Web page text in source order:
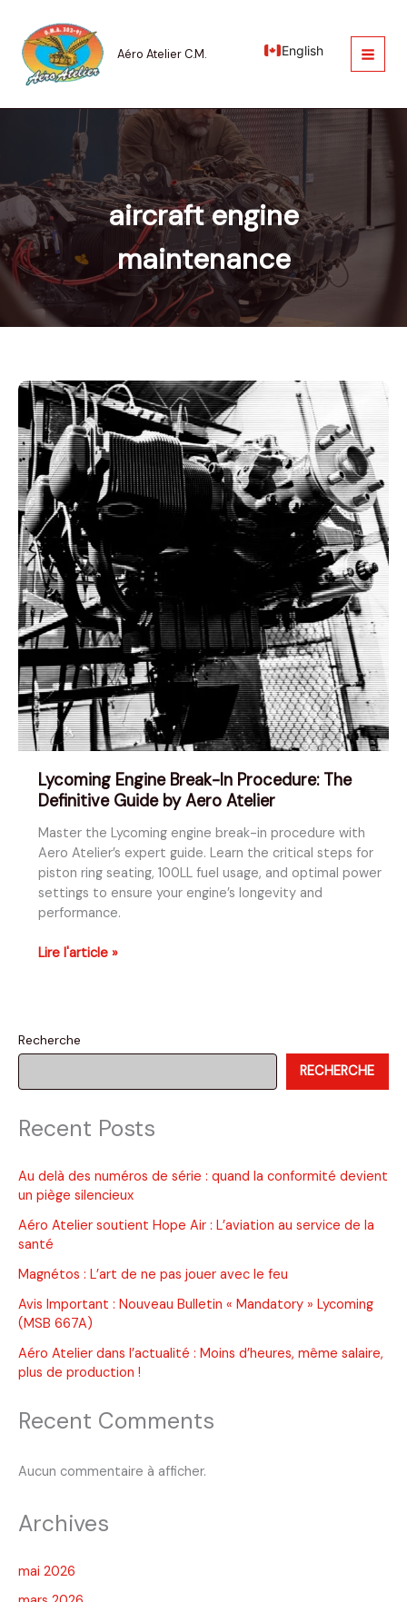
contenu
Aéro Atelier C.M. English
aircraft engine
maintenance
Lycoming Engine Break-In Procedure: The
Definitive Guide by Aero Atelier
Master the Lycoming engine break-in procedure with
Aero Atelier’s expert guide. Learn the critical steps for
piston ring seating, 100LL fuel usage, and optimal power
settings to ensure your engine’s longevity and
performance.
Lycoming
Procedure:
The
Guide
Aero
Lire l'article »
Recherche
RECHERCHE
Recent Posts
Au delà des numéros de série : quand la conformité devient
un piège silencieux
Aéro Atelier soutient Hope Air : L’aviation au service de la
santé
Magnétos : L’art de ne pas jouer avec le feu
Avis Important : Nouveau Bulletin « Mandatory » Lycoming
(MSB 667A)
Aéro Atelier dans l’actualité : Moins d’heures, même salaire,
plus de production !
Recent Comments
Aucun commentaire à afficher.
Archives
mai 2026